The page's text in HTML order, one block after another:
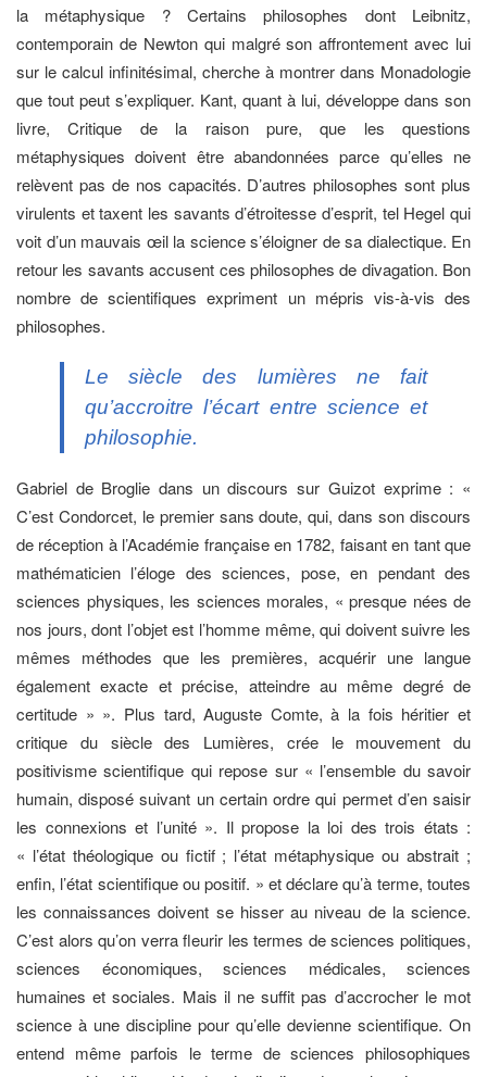
la métaphysique ? Certains philosophes dont Leibnitz,
contemporain de Newton qui malgré son affrontement avec lui
sur le calcul infinitésimal, cherche à montrer dans Monadologie
que tout peut s’expliquer. Kant, quant à lui, développe dans son
livre, Critique de la raison pure, que les questions
métaphysiques doivent être abandonnées parce qu’elles ne
relèvent pas de nos capacités. D’autres philosophes sont plus
virulents et taxent les savants d’étroitesse d’esprit, tel Hegel qui
voit d’un mauvais œil la science s’éloigner de sa dialectique. En
retour les savants accusent ces philosophes de divagation. Bon
nombre de scientifiques expriment un mépris vis-à-vis des
philosophes.
Le siècle des lumières ne fait
qu’accroitre l’écart entre science et
philosophie.
Gabriel de Broglie dans un discours sur Guizot exprime : «
C’est Condorcet, le premier sans doute, qui, dans son discours
de réception à l’Académie française en 1782, faisant en tant que
mathématicien l’éloge des sciences, pose, en pendant des
sciences physiques, les sciences morales, « presque nées de
nos jours, dont l’objet est l’homme même, qui doivent suivre les
mêmes méthodes que les premières, acquérir une langue
également exacte et précise, atteindre au même degré de
certitude » ». Plus tard, Auguste Comte, à la fois héritier et
critique du siècle des Lumières, crée le mouvement du
positivisme scientifique qui repose sur « l’ensemble du savoir
humain, disposé suivant un certain ordre qui permet d’en saisir
les connexions et l’unité ». Il propose la loi des trois états :
« l’état théologique ou fictif ; l’état métaphysique ou abstrait ;
enfin, l’état scientifique ou positif. » et déclare qu’à terme, toutes
les connaissances doivent se hisser au niveau de la science.
C’est alors qu’on verra fleurir les termes de sciences politiques,
sciences économiques, sciences médicales, sciences
humaines et sociales. Mais il ne suffit pas d’accrocher le mot
science à une discipline pour qu’elle devienne scientifique. On
entend même parfois le terme de sciences philosophiques